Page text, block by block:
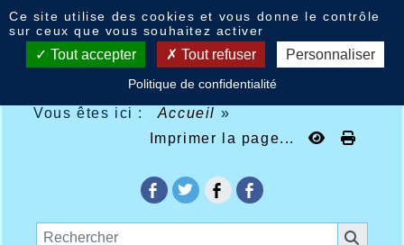
Vous êtes ici : Accueil »
Imprimer la page...
Ce site utilise des cookies et vous donne le contrôle
sur ceux que vous souhaitez activer
Tout accepter Tout refuser Personnaliser
Politique de confidentialité